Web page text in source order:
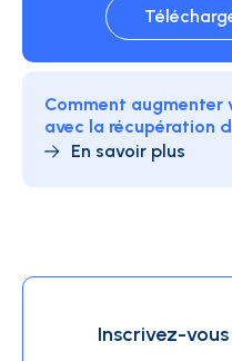
Comment augmenter
avec la récupération
En savoir plus
Inscrivez-